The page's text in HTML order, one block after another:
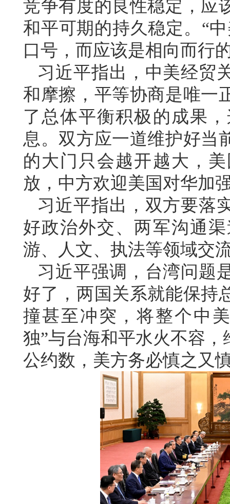
竞争有度的良性稳定，应
和平可期的持久稳定。“
口号，而应该是相向而行
习近平指出，中美经贸
和摩擦，平等协商是唯一
了总体平衡积极的成果
息。双方应一道维护好当
的大门只会越开越大，
放，中方欢迎美国对华加
习近平指出，双方要落
好政治外交、两军沟通
游、人文、执法等领域交
习近平强调，台湾问题
好了，两国关系就能保持
撞甚至冲突，将整个中
独”与台海和平水火不容
公约数，美方务必慎之又